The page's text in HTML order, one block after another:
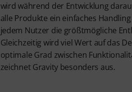
wird während der Entwicklung
alle Produkte ein einfaches
jedem Nutzer die größtmögliche
Gleichzeitig wird viel Wert auf das
optimale Grad zwischen
zeichnet Gravity besonders aus.